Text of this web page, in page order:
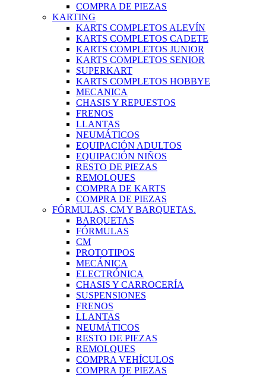
COMPRA DE PIEZAS
KARTING
KARTS COMPLETOS ALEVÍN
KARTS COMPLETOS CADETE
KARTS COMPLETOS JUNIOR
KARTS COMPLETOS SENIOR
SUPERKART
KARTS COMPLETOS HOBBYE
MECANICA
CHASIS Y REPUESTOS
FRENOS
LLANTAS
NEUMÁTICOS
EQUIPACIÓN ADULTOS
EQUIPACIÓN NIÑOS
RESTO DE PIEZAS
REMOLQUES
COMPRA DE KARTS
COMPRA DE PIEZAS
FÓRMULAS, CM Y BARQUETAS.
BARQUETAS
FÓRMULAS
CM
PROTOTIPOS
MECÁNICA
ELECTRÓNICA
CHASIS Y CARROCERÍA
SUSPENSIONES
FRENOS
LLANTAS
NEUMÁTICOS
RESTO DE PIEZAS
REMOLQUES
COMPRA VEHÍCULOS
COMPRA DE PIEZAS